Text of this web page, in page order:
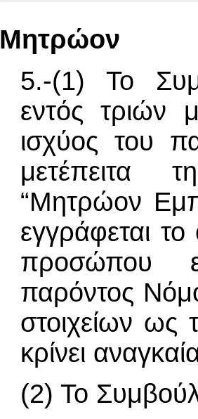
Μητρώον
5.-(1) Το
εντός τριών
ισχύος του
μετέπειτα
“Μητρώον
εγγράφεται
προσώπου
παρόντος
στοιχείων ως
κρίνει
(2) Το